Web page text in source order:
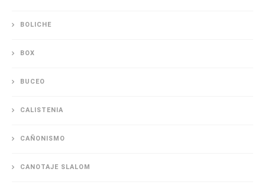
BOLICHE
BOX
BUCEO
CALISTENIA
CAÑONISMO
CANOTAJE SLALOM